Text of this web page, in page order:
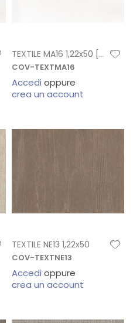
TEXTILE MA16 1,22x50 [R]
COV-TEXTMA16
Accedi oppure
crea un account
TEXTILE NE13 1,22x50
COV-TEXTNE13
Accedi oppure
crea un account